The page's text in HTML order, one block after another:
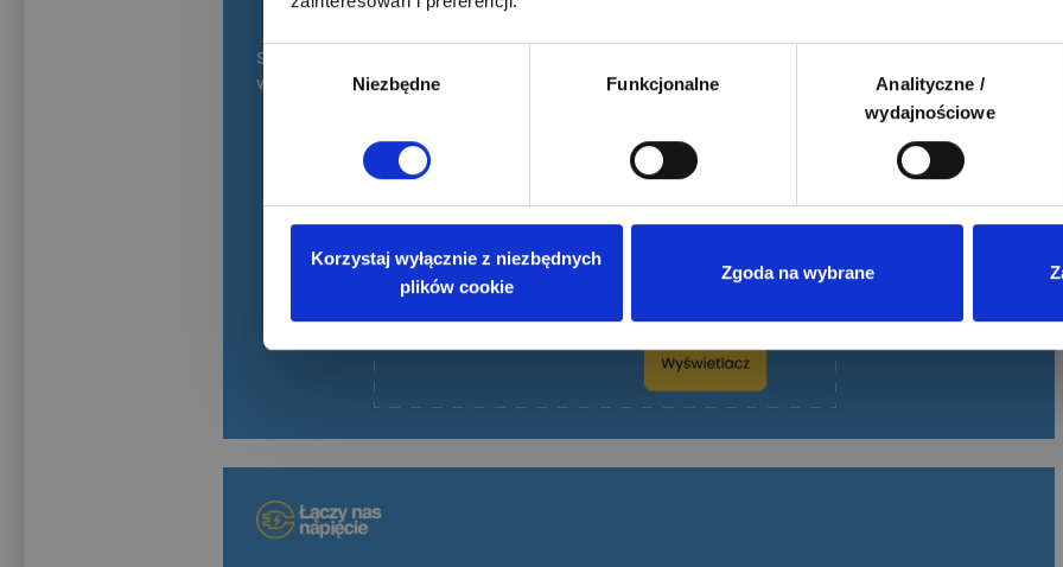
Wybór
zgody
Niezbędne Funkcjonalne
Analityczne /
wydajnościowe
Korzystaj wyłącznie z niezbędnych
plików cookie
Zgoda na wybrane